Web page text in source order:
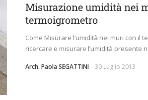
Misurazione umidità nei
termoigrometro
Come Misurare l’umidità nei muri con il
ricercare e misurare l’umidità presente
Arch. Paola SEGATTINI 30 Luglio 2013